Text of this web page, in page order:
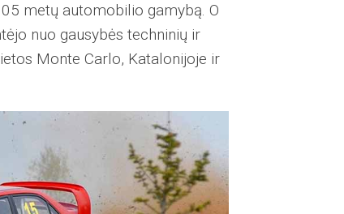
metų automobilio gamybą. O
nuo gausybės techninių ir
Monte Carlo, Katalonijoje ir